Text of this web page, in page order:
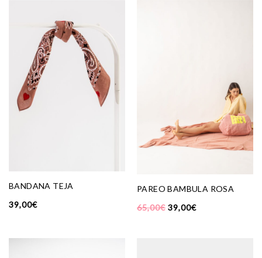
BANDANA TEJA
39,00€
PAREO BAMBULA ROSA
65,00€ 39,00€